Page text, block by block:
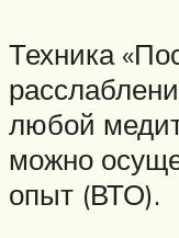
Техника
любой
можно
опыт (ВТО).